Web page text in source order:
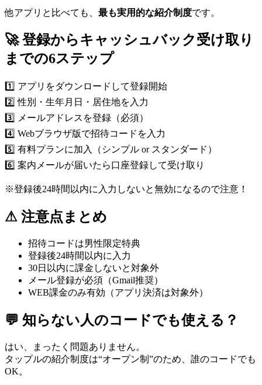
他アプリと比べても、 最も実用的な紹介制度です。
🚀 登録からキャッシュバック受け取り
までの6ステップ
1️⃣ アプリをダウンロードして登録開始
2️⃣ 性別・生年月日・居住地を入力
3️⃣ メールアドレスを登録（必須）
4️⃣ Webブラウザ版で招待コードを入力
5️⃣ 有料プランに加入（シンプル or スタンダード）
6️⃣ 案内メールが届いたら口座登録して受け取り
※登録後24時間以内に入力しないと無効になるので注意！
⚠ 注意点まとめ
招待コードは男性限定特典
登録後24時間以内に入力
30日以内に課金しないと対象外
メール登録が必須（Gmail推奨）
WEB課金のみ有効（アプリ決済は対象外）
💬 知らない人のコードでも使える？
はい、まったく問題ありません。
タップルの紹介制度は“オープン制”のため、誰のコードでも
OK。